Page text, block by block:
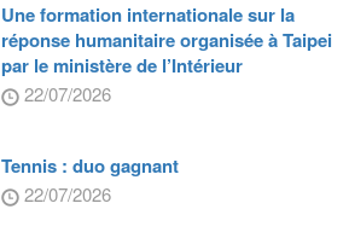
Une formation internationale sur la
réponse humanitaire organisée à Taipei
par le ministère de l’Intérieur
22/07/2026
Tennis : duo gagnant
22/07/2026